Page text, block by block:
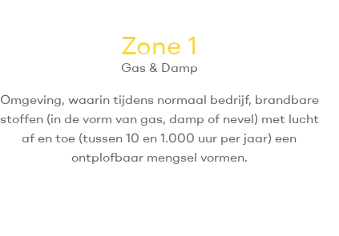
Zone 1
Gas & Damp
Omgeving, waarin tijdens normaal bedrijf, brandbare
stoffen (in de vorm van gas, damp of nevel) met lucht
af en toe (tussen 10 en 1.000 uur per jaar) een
ontplofbaar mengsel vormen.